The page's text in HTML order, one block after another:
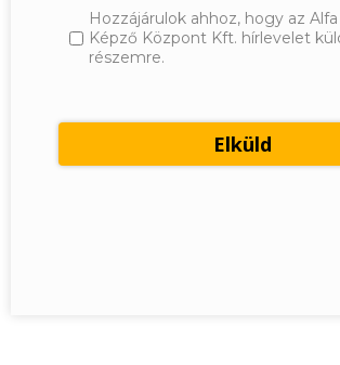
Hozzájárulok ahhoz, hogy az
Képző Központ Kft. hírlevelet
részemre.